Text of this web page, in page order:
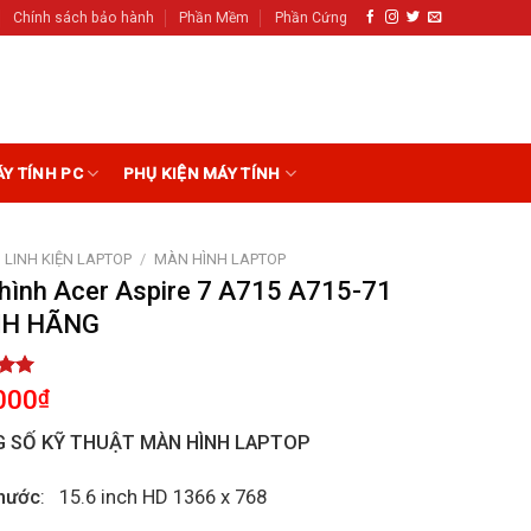
Chính sách bảo hành Phần Mềm Phần Cứng
TÍNH PC PHỤ KIỆN MÁY TÍNH
LINH KIỆN LAPTOP / MÀN HÌNH LAPTOP
Acer Aspire 7 A715 A715-71
HÃNG
₫
SỐ KỸ THUẬT MÀN HÌNH LAPTOP
: 15.6 inch HD 1366 x 768